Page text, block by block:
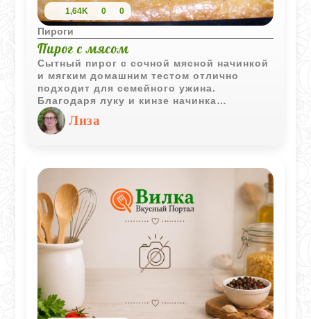
1,64K 0 0
Пироги
Пирог с мясом
Сытный пирог с сочной мясной начинкой
и мягким домашним тестом отлично
подходит для семейного ужина.
Благодаря луку и кинзе начинка
получается ароматной, а румяная
корочка делает выпечку особенно
аппетитной.
Лиза